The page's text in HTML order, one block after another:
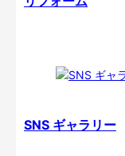
SNS ギャラリー